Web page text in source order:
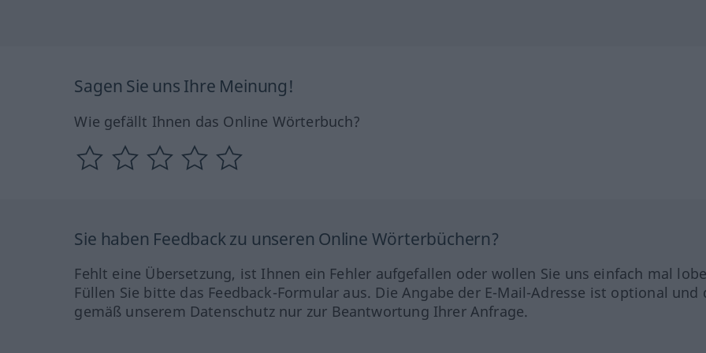
Sagen Sie uns Ihre Meinung!
Wie gefällt Ihnen das Online Wörterbuch?
Sie haben Feedback zu unseren Online Wörterbüchern?
Fehlt eine Übersetzung, ist Ihnen ein Fehler aufgefallen oder wollen Sie uns einfach mal
Füllen Sie bitte das Feedback-Formular aus. Die Angabe der E-Mail-Adresse ist optional und
gemäß unserem Datenschutz nur zur Beantwortung Ihrer Anfrage.